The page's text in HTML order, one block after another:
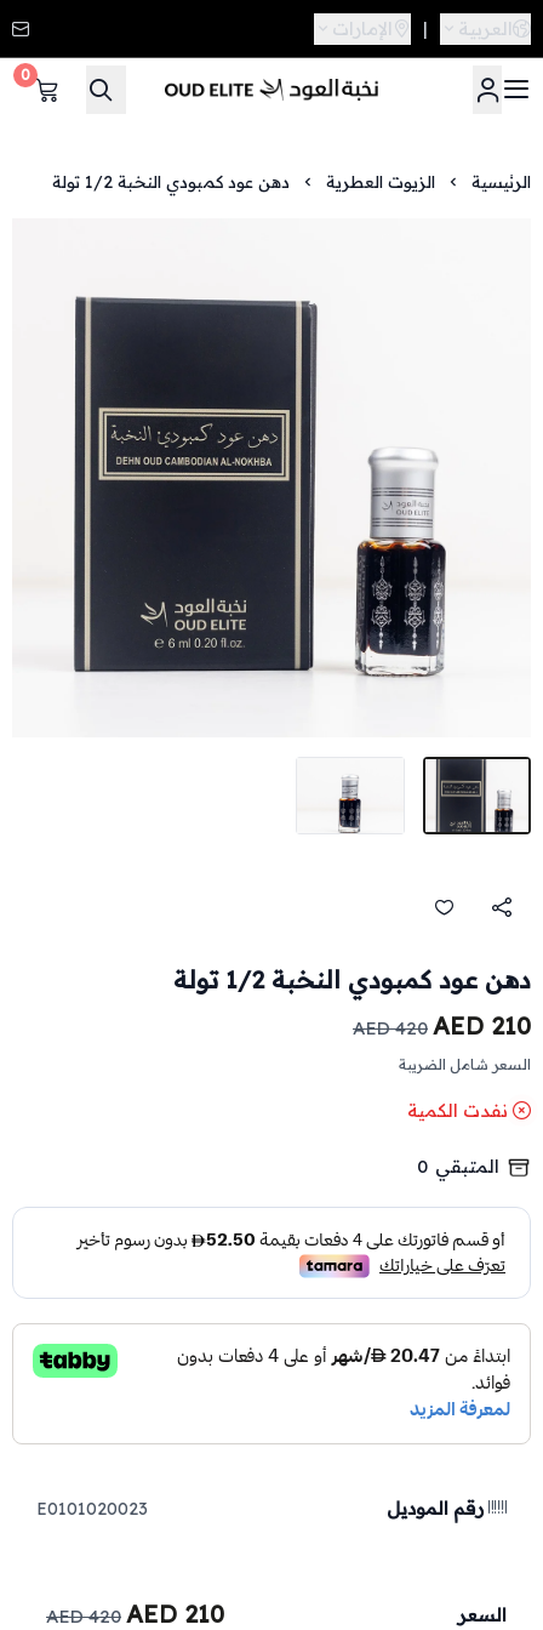
العربية | الإمارات
نخبة العود
0
الرئيسية الزيوت العطرية دهن عود كمبودي النخبة 1/2 تولة
دهن عود كمبودي النخبة 1/2 تولة
210 AED
420 AED
السعر شامل الضريبة
نفدت الكمية
المتبقي 0
رقم الموديل E0101020023
السعر 210 AED
420 AED